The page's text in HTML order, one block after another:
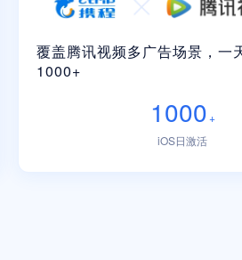
覆盖腾讯视频多广告场景，一
1000+
1000+
iOS日激活